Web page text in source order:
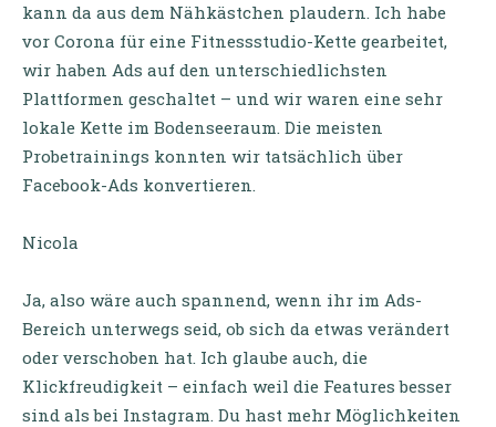
kann da aus dem Nähkästchen plaudern. Ich habe
vor Corona für eine Fitnessstudio-Kette gearbeitet,
wir haben Ads auf den unterschiedlichsten
Plattformen geschaltet – und wir waren eine sehr
lokale Kette im Bodenseeraum. Die meisten
Probetrainings konnten wir tatsächlich über
Facebook-Ads konvertieren.
Nicola
Ja, also wäre auch spannend, wenn ihr im Ads-
Bereich unterwegs seid, ob sich da etwas verändert
oder verschoben hat. Ich glaube auch, die
Klickfreudigkeit – einfach weil die Features besser
sind als bei Instagram. Du hast mehr Möglichkeiten